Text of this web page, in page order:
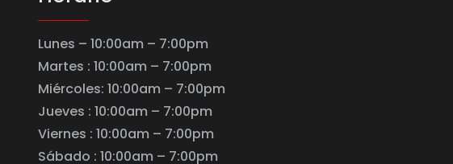
Lunes – 10:00am – 7:00pm
Martes : 10:00am – 7:00pm
Miércoles: 10:00am – 7:00pm
Jueves : 10:00am – 7:00pm
Viernes : 10:00am – 7:00pm
Sábado : 10:00am – 7:00pm